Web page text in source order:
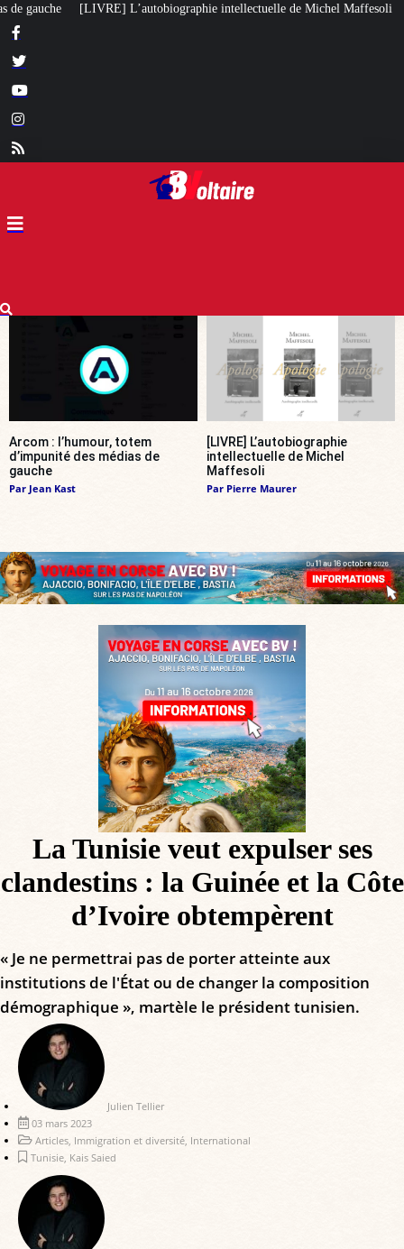
intellectuelle de Michel Maffesoli Pour regagner son influence en
Arcom : l’humour, totem
d’impunité des médias de
gauche
Par Jean Kast
[LIVRE] L’autobiographie
intellectuelle de Michel
Maffesoli
Par Pierre Maurer
La Tunisie veut expulser ses
clandestins : la Guinée et la Côte
d’Ivoire obtempèrent
« Je ne permettrai pas de porter atteinte aux
institutions de l'État ou de changer la composition
démographique », martèle le président tunisien.
Julien Tellier
03 mars 2023
Articles Immigration et diversité International
Tunisie Kais Saied